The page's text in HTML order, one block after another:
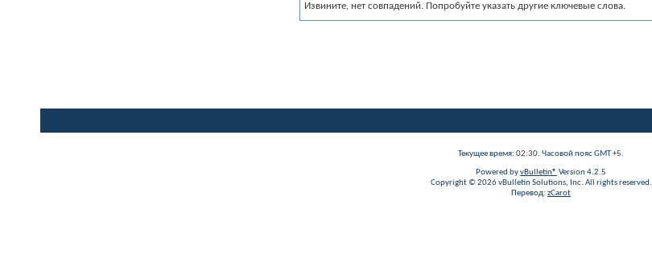
Извините, нет совпадений. Попробуйте указать другие ключевые слова.
Текущее время: 02:30. Часовой пояс GMT +5.
Powered byvBulletin® Version 4.2.5
Copyright © 2026 vBulletin Solutions, Inc. All rights reserved.
Перевод: zCarot